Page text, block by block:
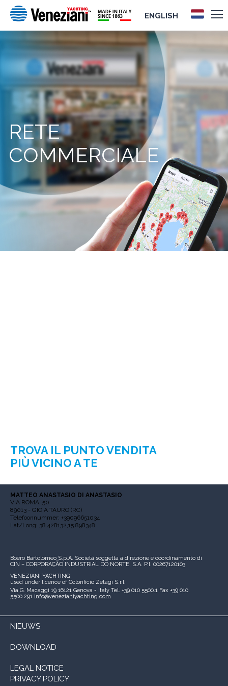
ENGLISH
RETE
COMMERCIALE
TROVA IL PUNTO VENDITA
PIÙ VICINO A TE
MATTEO ANASTASIO DI ANASTASIO
VIA ROMA, 50
89013 - GIOIA TAURO (RC)
Telefoonnummer: +39096651034
Lat/Long: 38.428132,15.898348
Boero Bartolomeo S.p.A. Società soggetta a direzione e coordinamento di
CIN – CORPORAÇÃO INDUSTRIAL DO NORTE, S.A. P.I. 00267120103
VENEZIANI YACHTING
used under licence of Colorificio Zetagi S.r.l.
Via G. Macaggi 19 16121 Genova - Italy Tel. +39 010 5500.1 Fax +39 010
5500.291 info@venezianiyachting.com
NIEUWS
DOWNLOAD
LEGAL NOTICE
PRIVACY POLICY